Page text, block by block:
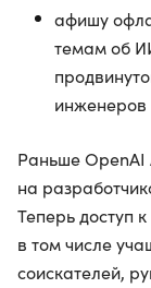
афишу
темам об
инженеров
Раньше OpenAI
на
Теперь доступ
в том числе
соискателей,